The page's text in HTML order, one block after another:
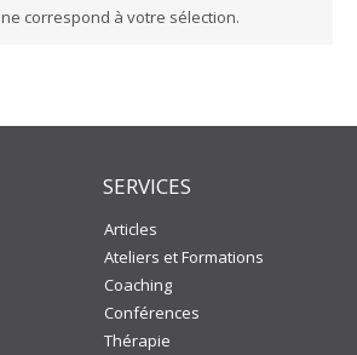
correspond à votre sélection.
SERVICES
Articles
Ateliers et Formations
Coaching
Conférences
Thérapie